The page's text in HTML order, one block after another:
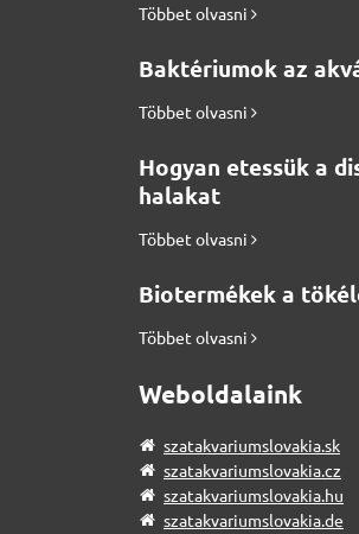
Többet olvasni
Baktériumok az
Többet olvasni
Hogyan etessük a
halakat
Többet olvasni
Biotermékek a
Többet olvasni
Weboldalaink
szatakvariumslovakia.sk
szatakvariumslovakia.cz
szatakvariumslovakia.hu
szatakvariumslovakia.de